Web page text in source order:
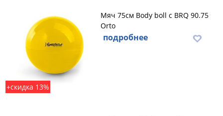
+скидка 13%
Мяч 75см Body boll с BRQ 90.75
Orto
подробнее